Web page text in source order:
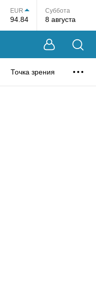
EUR
94.84
Суббота
8 августа
Точка зрения